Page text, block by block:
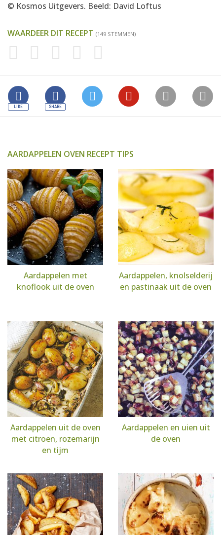
© Kosmos Uitgevers. Beeld: David Loftus
WAARDEER DIT RECEPT (149 STEMMEN)
AARDAPPELEN OVEN RECEPT TIPS
Aardappelen met
knoflook uit de oven
Aardappelen, knolselderij
en pastinaak uit de oven
Aardappelen uit de oven
met citroen, rozemarijn
en tijm
Aardappelen en uien uit
de oven